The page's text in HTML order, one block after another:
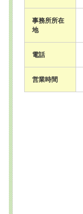
事務所所在
地
電話
営業時間